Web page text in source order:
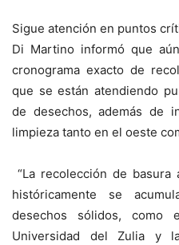
Sigue atención en puntos
Di Martino informó que
cronograma exacto de
que se están atendiendo
de desechos, además de
limpieza tanto en el oeste
“La recolección de
históricamente se
desechos sólidos, como
Universidad del Zulia y